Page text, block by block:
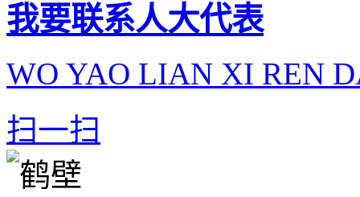
我要联系人大代表
WO YAO LIAN XI REN
扫一扫